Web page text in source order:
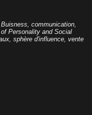
, communication,
Personality and Social
, sphère d'influence, vente